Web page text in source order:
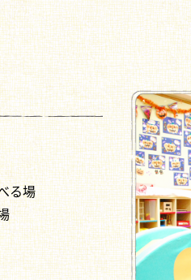
る場